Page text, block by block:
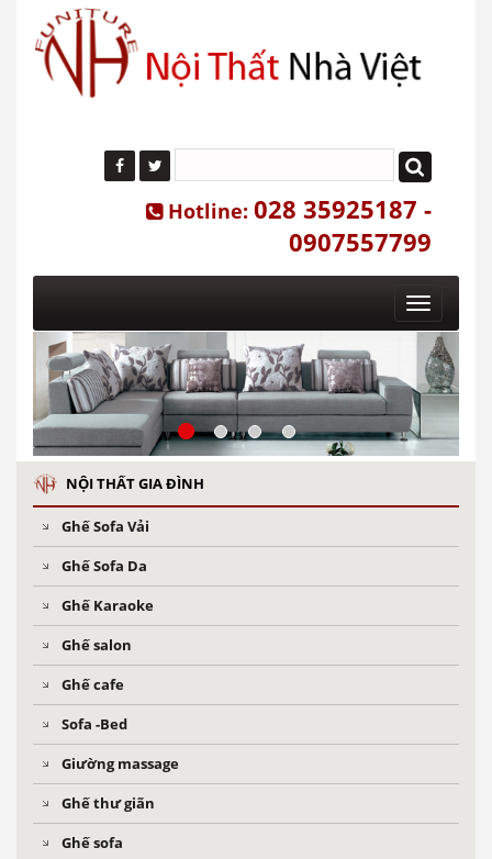
Hotline: 028 35925187 -
0907557799
Toggle
NỘI THẤT GIA ĐÌNH
Ghế Sofa Vải
Ghế Sofa Da
Ghế Karaoke
Ghế salon
Ghế cafe
Sofa -Bed
Giường massage
Ghế thư giãn
Ghế sofa